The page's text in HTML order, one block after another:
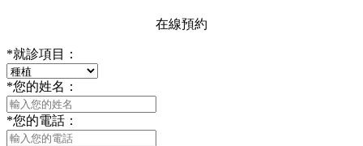
在線預約
*就診項目：
*您的姓名：
*您的電話：